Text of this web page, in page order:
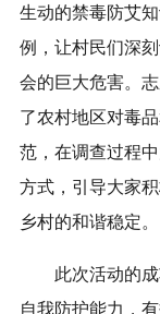
生动的禁毒防艾
例，让村民们深
会的巨大危害。
了农村地区对毒
范，在调查过程
方式，引导大家
乡村的和谐稳定。
此次活动的
自我防护能力，